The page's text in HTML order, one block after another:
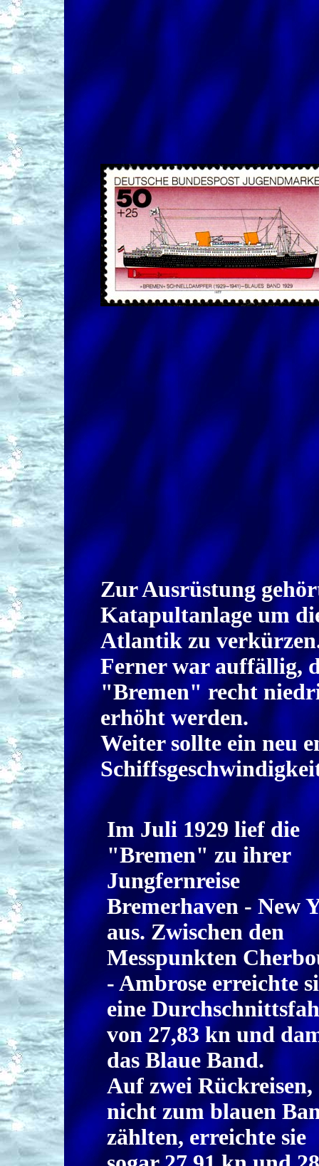
Zur Ausrüstung
Katapultanlage um
Atlantik zu
Ferner war auffällig,
"Bremen" recht
erhöht werden.
Weiter sollte ein neu
Im Juli 1929 lief die
"Bremen" zu ihrer
Jungfernreise
Bremerhaven - New
aus. Zwischen den
Messpunkten
- Ambrose erreichte
eine
von 27,83 kn und
das Blaue Band.
Auf zwei Rückreisen,
nicht zum blauen
zählten, erreichte sie